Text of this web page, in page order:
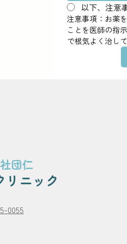
以下、注意
注意事項：お薬
ことを医師の指
で根気よく治し
団仁
リニック
0055